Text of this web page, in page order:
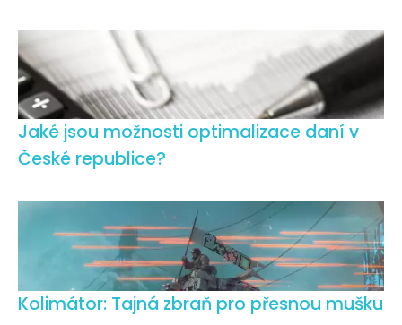
Jaké jsou možnosti optimalizace daní v
České republice?
Kolimátor: Tajná zbraň pro přesnou mušku